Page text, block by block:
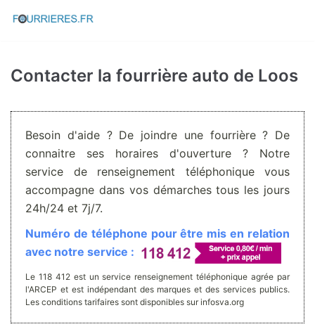
Aller
Contacter la fourrière auto de Loos
Besoin d'aide ? De joindre une fourrière ? De
connaitre ses horaires d'ouverture ? Notre
service de renseignement téléphonique vous
accompagne dans vos démarches tous les jours
24h/24 et 7j/7.
Numéro de téléphone pour être mis en relation
avec notre service :
Le 118 412 est un service renseignement téléphonique agrée par
l'ARCEP et est indépendant des marques et des services publics.
Les conditions tarifaires sont disponibles sur infosva.org